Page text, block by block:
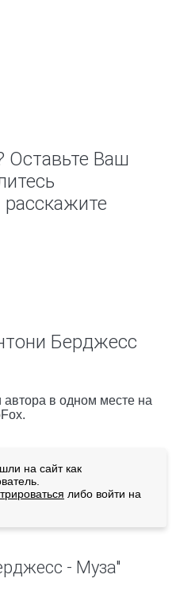
Оставьте Ваш
Берджесс
в одном месте на
на сайт как
либо войти на
- Муза"